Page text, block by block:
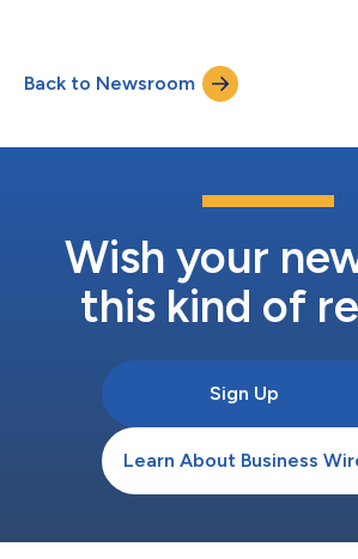
案与我们的读卡器配合使用，可为我们的客
份验证(MFA)功能。这会推动我们将MFA推广
全打印和其他逻辑访问应用。” ID R&D是一
应用及物理访问设备提供便捷、安全的身份
用照片或面具）。 语音生物识别：可通过移
端等设备中的麦克风来验证用户的身份。ID
Back to Newsroom
Wish your
this kind of
Sign Up
Learn About Business